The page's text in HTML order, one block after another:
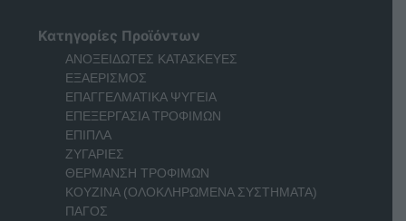
Κατηγορίες Προϊόντων
ΑΝΟΞΕΙΔΩΤΕΣ ΚΑΤΑΣΚΕΥΕΣ
ΕΞΑΕΡΙΣΜΟΣ
ΕΠΑΓΓΕΛΜΑΤΙΚΑ ΨΥΓΕΙΑ
ΕΠΕΞΕΡΓΑΣΙΑ ΤΡΟΦΙΜΩΝ
ΕΠΙΠΛΑ
ΖΥΓΑΡΙΕΣ
ΘΕΡΜΑΝΣΗ ΤΡΟΦΙΜΩΝ
ΚΟΥΖΙΝΑ (ΟΛΟΚΛΗΡΩΜΕΝΑ ΣΥΣΤΗΜΑΤΑ)
ΠΑΓΟΣ